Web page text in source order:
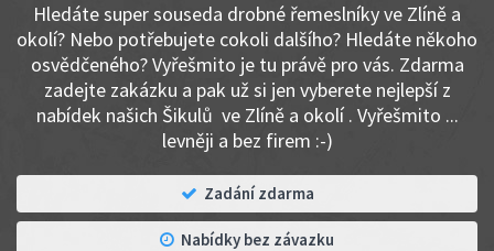
Hledáte super souseda drobné řemeslníky ve Zlíně a
okolí? Nebo potřebujete cokoli dalšího? Hledáte někoho
osvědčeného? Vyřešmito je tu právě pro vás. Zdarma
zadejte zakázku a pak už si jen vyberete nejlepší z
nabídek našich Šikulů ve Zlíně a okolí . Vyřešmito ...
levněji a bez firem :-)
Zadání zdarma
Nabídky bez závazku